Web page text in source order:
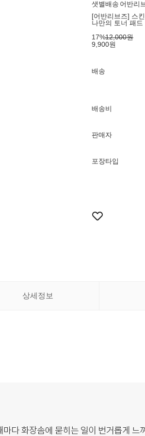
샛별배송 어반리
[어반리브즈] 스
나만의 토너 패드
17%12,000원
9,900원
배송
배송비
판매자
포장타입
상세정보